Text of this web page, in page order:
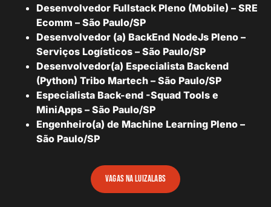
Desenvolvedor Fullstack Pleno (Mobile) – SRE
Ecomm – São Paulo/SP
Desenvolvedor (a) BackEnd NodeJs Pleno –
Serviços Logísticos – São Paulo/SP
Desenvolvedor(a) Especialista Backend
(Python) Tribo Martech – São Paulo/SP
Especialista Back-end -Squad Tools e
MiniApps – São Paulo/SP
Engenheiro(a) de Machine Learning Pleno –
São Paulo/SP
vagas na luizalabs